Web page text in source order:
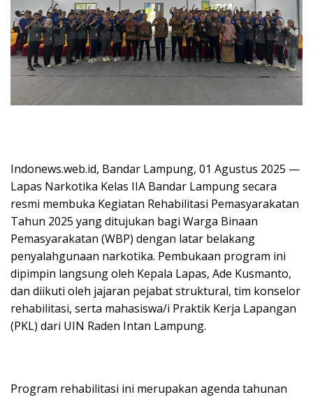
Indonews.web.id, Bandar Lampung, 01 Agustus 2025 —
Lapas Narkotika Kelas IIA Bandar Lampung secara
resmi membuka Kegiatan Rehabilitasi Pemasyarakatan
Tahun 2025 yang ditujukan bagi Warga Binaan
Pemasyarakatan (WBP) dengan latar belakang
penyalahgunaan narkotika. Pembukaan program ini
dipimpin langsung oleh Kepala Lapas, Ade Kusmanto,
dan diikuti oleh jajaran pejabat struktural, tim konselor
rehabilitasi, serta mahasiswa/i Praktik Kerja Lapangan
(PKL) dari UIN Raden Intan Lampung.
Program rehabilitasi ini merupakan agenda tahunan